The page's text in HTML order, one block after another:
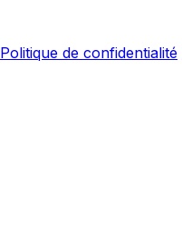
Politique de confidentialité